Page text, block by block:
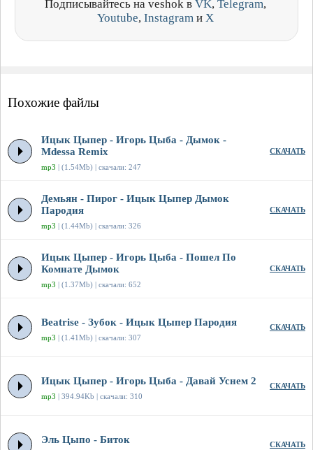
Подписывайтесь на veshok в VK, Telegram,
Youtube, Instagram и X
Похожие файлы
Ицык Цыпер - Игорь Цыба - Дымок -
Mdessa Remix
mp3 | (1.54Mb) | скачали: 247
СКАЧАТЬ
Демьян - Пирог - Ицык Цыпер Дымок
Пародия
mp3 | (1.44Mb) | скачали: 326
СКАЧАТЬ
Ицык Цыпер - Игорь Цыба - Пошел По
Комнате Дымок
mp3 | (1.37Mb) | скачали: 652
СКАЧАТЬ
Beatrise - Зубок - Ицык Цыпер Пародия
mp3 | (1.41Mb) | скачали: 307
СКАЧАТЬ
Ицык Цыпер - Игорь Цыба - Давай Уснем 2
mp3 | 394.94Kb | скачали: 310
СКАЧАТЬ
Эль Цыпо - Биток СКАЧАТЬ